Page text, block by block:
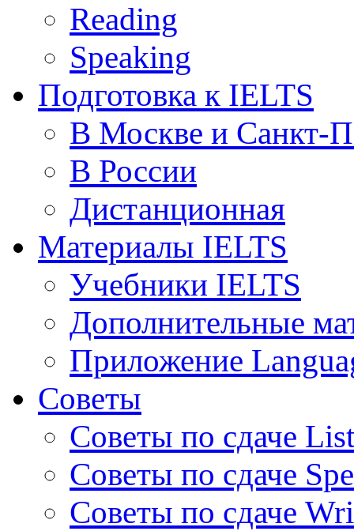
Reading
Speaking
Подготовка к IELTS
В Москве и Санкт-
В России
Дистанционная
Материалы IELTS
Учебники IELTS
Дополнительные
Приложение
Советы
Советы по сдаче
Советы по сдаче
Советы по сдаче